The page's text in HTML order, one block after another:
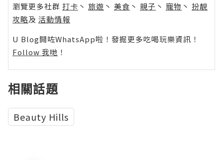
瀏覽更多社群 打卡 丶 旅遊 丶 美食 丶 親子 丶 寵物 丶 扮靚
攻略及 活動情報
U Blog開咗WhatsApp啦！發掘更多吃喝玩樂資訊！
Follow 我哋 ！
相關話題
Beauty Hills